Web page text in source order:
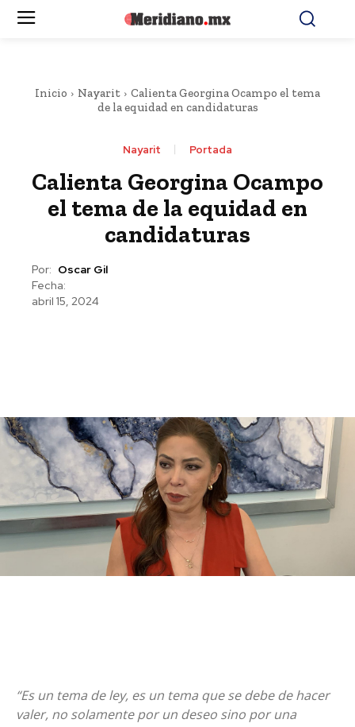
Inicio Nayarit
Calienta Georgina Ocampo el tema
de la equidad en candidaturas
Nayarit Portada
Calienta Georgina Ocampo
el tema de la equidad en
candidaturas
Por: Oscar Gil
Fecha:
abril 15, 2024
“Es un tema de ley, es un tema que se debe de hacer
valer, no solamente por un deseo sino por una